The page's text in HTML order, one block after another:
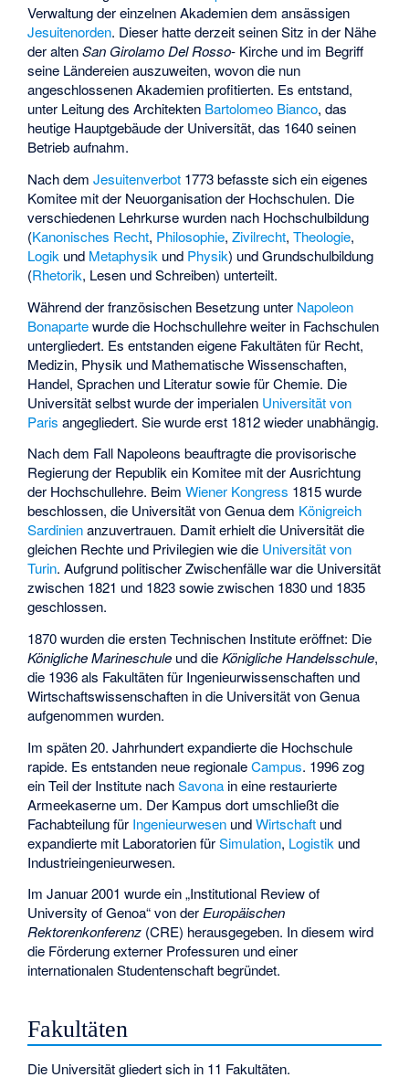
Verwaltung der einzelnen Akademien dem ansässigen
Jesuitenorden. Dieser hatte derzeit seinen Sitz in der Nähe
der altenSan Girolamo Del Rosso- Kirche und im Begriff
seine Ländereien auszuweiten, wovon die nun
angeschlossenen Akademien profitierten. Es entstand,
unter Leitung des Architekten Bartolomeo Bianco, das
heutige Hauptgebäude der Universität, das 1640 seinen
Betrieb aufnahm.
Nach demJesuitenverbot 1773 befasste sich ein eigenes
Komitee mit der Neuorganisation der Hochschulen. Die
verschiedenen Lehrkurse wurden nach Hochschulbildung
(Kanonisches Recht, Philosophie,Zivilrecht,Theologie,
Logik und Metaphysik und Physik) und Grundschulbildung
(Rhetorik, Lesen und Schreiben) unterteilt.
Während der französischen Besetzung unter Napoleon
Bonapartewurde die Hochschullehre weiter in Fachschulen
untergliedert. Es entstanden eigene Fakultäten für Recht,
Medizin, Physik und Mathematische Wissenschaften,
Handel, Sprachen und Literatur sowie für Chemie. Die
Universität selbst wurde der imperialen Universität von
Paris angegliedert. Sie wurde erst 1812 wieder unabhängig.
Nach dem Fall Napoleons beauftragte die provisorische
Regierung der Republik ein Komitee mit der Ausrichtung
der Hochschullehre. BeimWiener Kongress 1815 wurde
beschlossen, die Universität von Genua dem Königreich
Sardinienanzuvertrauen. Damit erhielt die Universität die
gleichen Rechte und Privilegien wie die Universität von
Turin. Aufgrund politischer Zwischenfälle war die Universität
zwischen 1821 und 1823 sowie zwischen 1830 und 1835
geschlossen.
1870 wurden die ersten Technischen Institute eröffnet: Die
Königliche Marineschule und dieKönigliche Handelsschule,
die 1936 als Fakultäten für Ingenieurwissenschaften und
Wirtschaftswissenschaften in die Universität von Genua
aufgenommen wurden.
Im späten 20. Jahrhundert expandierte die Hochschule
rapide. Es entstanden neue regionaleCampus. 1996 zog
ein Teil der Institute nachSavona in eine restaurierte
Armeekaserne um. Der Kampus dort umschließt die
Fachabteilung für Ingenieurwesen undWirtschaft und
expandierte mit Laboratorien fürSimulation, Logistik und
Industrieingenieurwesen.
Im Januar 2001 wurde ein „Institutional Review of
University of Genoa“ von derEuropäischen
Rektorenkonferenz (CRE) herausgegeben. In diesem wird
die Förderung externer Professuren und einer
internationalen Studentenschaft begründet.
Fakultäten
Die Universität gliedert sich in 11 Fakultäten.